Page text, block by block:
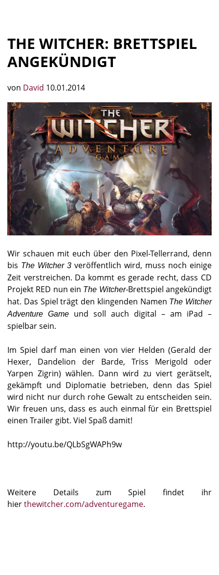
THE WITCHER: BRETTSPIEL
ANGEKÜNDIGT
von David 10.01.2014
Wir schauen mit euch über den Pixel-Tellerrand, denn
bis The Witcher 3 veröffentlich wird, muss noch einige
Zeit verstreichen. Da kommt es gerade recht, dass CD
Projekt RED nun ein The Witcher-Brettspiel angekündigt
hat. Das Spiel trägt den klingenden Namen The Witcher
Adventure Game
und soll auch digital – am iPad –
spielbar sein.
Im Spiel darf man einen von vier Helden (Gerald der
Hexer, Dandelion der Barde, Triss Merigold oder
Yarpen Zigrin) wählen. Dann wird zu viert gerätselt,
gekämpft und Diplomatie betrieben, denn das Spiel
wird nicht nur durch rohe Gewalt zu entscheiden sein.
Wir freuen uns, dass es auch einmal für ein Brettspiel
einen Trailer gibt. Viel Spaß damit!
http://youtu.be/QLbSgWAPh9w
Weitere Details zum Spiel findet ihr
hierthewitcher.com/adventuregame.